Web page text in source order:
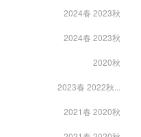
2024春 2023秋
2024春 2023秋
2020秋
2023春 2022秋...
2021春 2020秋